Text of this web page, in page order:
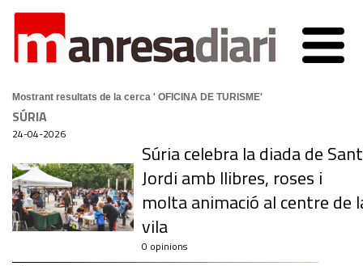
Mostrant resultats de la cerca ' OFICINA DE TURISME'
SÚRIA
24-04-2026
Súria celebra la diada de Sant
Jordi amb llibres, roses i
molta animació al centre de
vila
0 opinions